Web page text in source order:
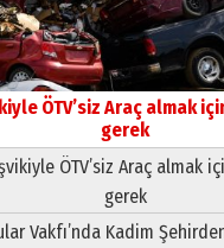
ÖTV’siz Araç almak
gerek
ÖTV’siz Araç almak
gerek
Vakfı’nda Kadim
Kültüründeki Yeri
Pazartesi